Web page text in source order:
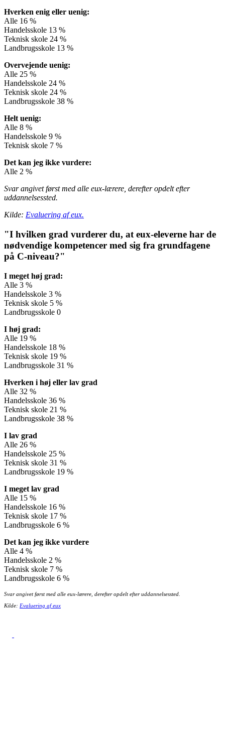
Hverken enig eller uenig:
Alle 16 %
Handelsskole 13 %
Teknisk skole 24 %
Landbrugsskole 13 %
Overvejende uenig:
Alle 25 %
Handelsskole 24 %
Teknisk skole 24 %
Landbrugsskole 38 %
Helt uenig:
Alle 8 %
Handelsskole 9 %
Teknisk skole 7 %
Det kan jeg ikke vurdere:
Alle 2 %
Svar angivet først med alle eux-lærere, derefter opdelt efter
uddannelsessted.
Kilde: Evaluering af eux.
"I hvilken grad vurderer du, at eux-eleverne har de
nødvendige kompetencer med sig fra grundfagene
på C-niveau?"
I meget høj grad:
Alle 3 %
Handelsskole 3 %
Teknisk skole 5 %
Landbrugsskole 0
I høj grad:
Alle 19 %
Handelsskole 18 %
Teknisk skole 19 %
Landbrugsskole 31 %
Hverken i høj eller lav grad
Alle 32 %
Handelsskole 36 %
Teknisk skole 21 %
Landbrugsskole 38 %
I lav grad
Alle 26 %
Handelsskole 25 %
Teknisk skole 31 %
Landbrugsskole 19 %
I meget lav grad
Alle 15 %
Handelsskole 16 %
Teknisk skole 17 %
Landbrugsskole 6 %
Det kan jeg ikke vurdere
Alle 4 %
Handelsskole 2 %
Teknisk skole 7 %
Landbrugsskole 6 %
Svar angivet først med alle eux-lærere, derefter opdelt efter uddannelsessted.
Kilde: Evaluering af eux